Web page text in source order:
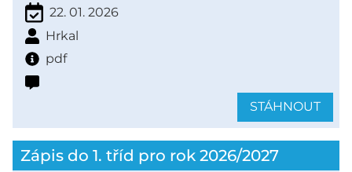
22. 01. 2026
Hrkal
pdf
STÁHNOUT
Zápis do 1. tříd pro rok 2026/2027